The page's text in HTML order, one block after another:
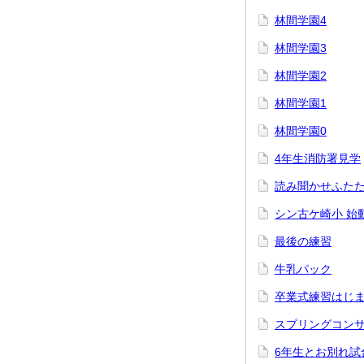
林間学園4
林間学園3
林間学園2
林間学園1
林間学園0
4年生消防署見学
読み聞かせふた
シン古ケ崎小 始
最後の練習
牛乳パック
卒業式練習はじ
スプリングコン
6年生とお別れ試